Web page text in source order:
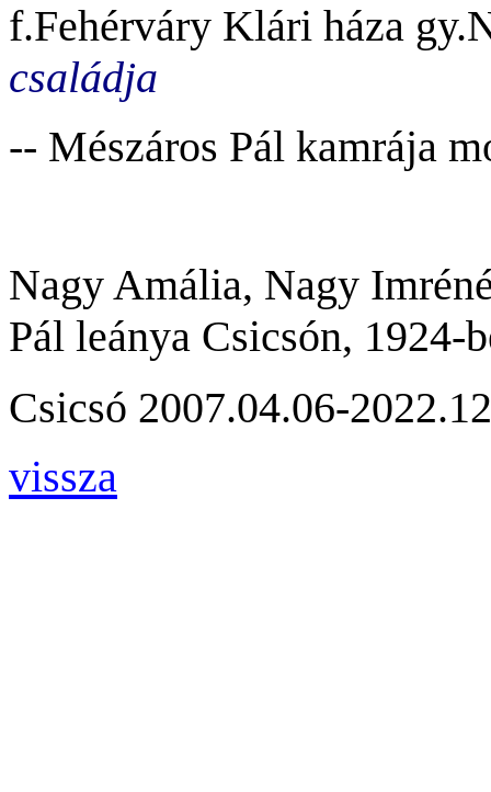
f.Fehérváry Klári háza
családja
-- Mészáros Pál kamrája
Nagy Amália, Nagy
Pál leánya Csicsón, 1924-
Csicsó 2007.04.06-
vissza